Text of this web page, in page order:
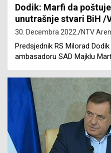
Dodik: Marfi da
unutrašnje stvari BiH /
30. Decembra 2022. NTV
Predsjednik RS Milorad
ambasadoru SAD Majklu